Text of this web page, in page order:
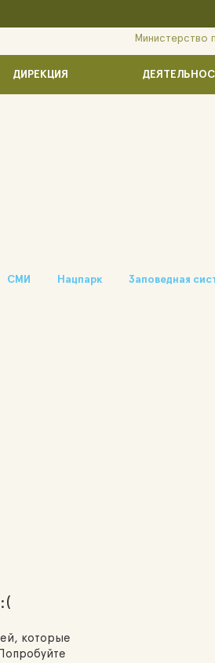
ДИРЕКЦИЯ
Министерство
СМИ Нацпарк Заповедная
которые